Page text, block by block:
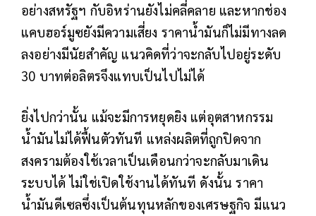
อย่างสหรัฐฯ กับอิหร่านยังไม่คลี่คลาย และหากช่อง
แคบฮอร์มูซยังมีความเสี่ยง ราคาน้ำมันก็ไม่มีทางลด
ลงอย่างมีนัยสำคัญ แนวคิดที่ว่าจะกลับไปอยู่ระดับ
30 บาทต่อลิตรจึงแทบเป็นไปไม่ได้
ยิ่งไปกว่านั้น แม้จะมีการหยุดยิง แต่อุตสาหกรรม
น้ำมันไม่ได้ฟื้นตัวทันที แหล่งผลิตที่ถูกปิดจาก
สงครามต้องใช้เวลาเป็นเดือนกว่าจะกลับมาเดิน
ระบบได้ ไม่ใช่เปิดใช้งานได้ทันที ดังนั้น ราคา
น้ำมันดีเซลซึ่งเป็นต้นทุนหลักของเศรษฐกิจ มีแนว